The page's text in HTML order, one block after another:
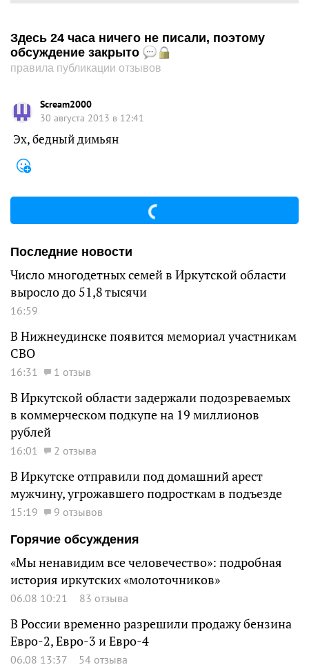
Здесь 24 часа ничего не писали, поэтому
обсуждение закрыто
правила публикации отзывов
Scream2000
30 августа 2013 в 12:41
Эх, бедный димьян
Последние новости
Число многодетных семей в Иркутской области
выросло до 51,8 тысячи
16:59
В Нижнеудинске появится мемориал участникам
СВО
16:31 1 отзыв
В Иркутской области задержали подозреваемых
в коммерческом подкупе на 19 миллионов
рублей
16:01 2 отзыва
В Иркутске отправили под домашний арест
мужчину, угрожавшего подросткам в подъезде
15:19
9 отзывов
Горячие обсуждения
«Мы ненавидим все человечество»: подробная
история иркутских «молоточников»
06.08 10:21 83 отзыва
В России временно разрешили продажу бензина
Евро-2, Евро-3 и Евро-4
06.08 13:37 54 отзыва